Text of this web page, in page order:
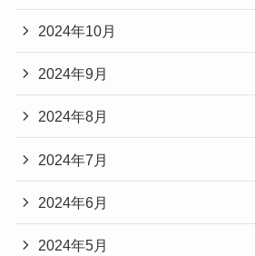
2024年10月
2024年9月
2024年8月
2024年7月
2024年6月
2024年5月